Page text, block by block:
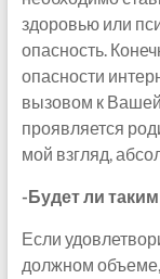
здоровью или
опасность.
опасности
вызовом к Вашей
проявляется
мой взгляд,
-Будет ли
Если
должном объеме,